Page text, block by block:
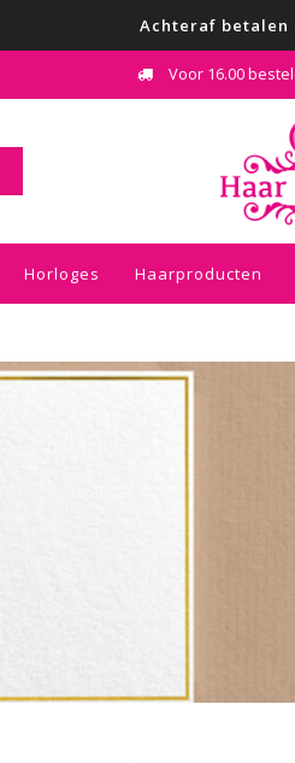
Achteraf betalen
Voor 16.00
Horloges Haarproducten